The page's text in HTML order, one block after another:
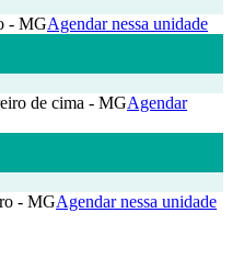
- MGAgendar nessa unidade
de cima - MGAgendar
- MGAgendar nessa unidade